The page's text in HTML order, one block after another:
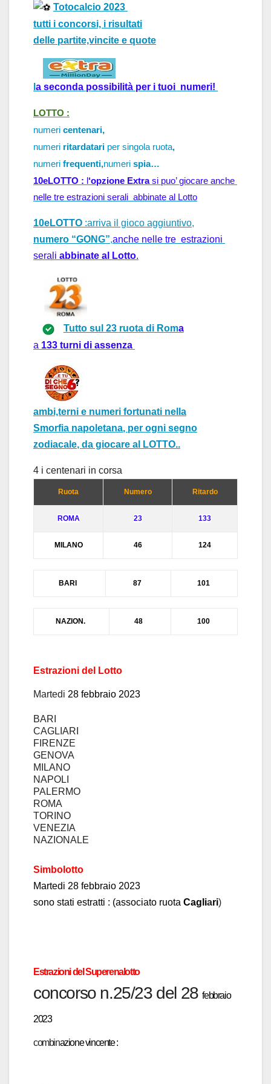
Totocalcio 2023
tutti i concorsi, i risultati
delle partite,vincite e quote
a seconda possibilità per i tuoi  numeri!
LOTTO :
numeri centenari,
numeri ritardatari per singola ruota,
numeri frequenti,numeri spia…
10eLOTTO : l‘opzione Extra si puo’ giocare anche
nelle tre estrazioni serali  abbinate al Lotto
10eLOTTO :arriva il gioco aggiuntivo,
numero “GONG”,anche nelle tre  estrazioni
serali abbinate al Lotto.
Tutto sul 23 ruota diRoma
a 133 turni di assenza
ambi,terni e numeri fortunati nella
Smorfia napoletana, per ogni segno
zodiacale, da giocare al LOTTO..
4 i centenari in corsa
Ruota Numero Ritardo
ROMA 23 133
MILANO 46 124
BARI 87 101
NAZION. 48 100
Estrazioni del Lotto
Martedi 28 febbraio 2023
BARI
CAGLIARI
FIRENZE
GENOVA
MILANO
NAPOLI
PALERMO
ROMA
TORINO
VENEZIA
NAZIONALE
Simbolotto
Martedi 28 febbraio 2023
sono stati estratti : (associato ruota Cagliari)
Estrazioni del Superenalotto
concorso n.25/23 del 28febbraio
2023
combinazione vincente :